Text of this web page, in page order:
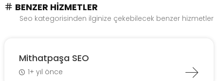
BENZER HIZMETLER
Seo kategorisinden ilginize çekebilecek benzer hizmetler
Mithatpaşa SEO
1+ yıl önce